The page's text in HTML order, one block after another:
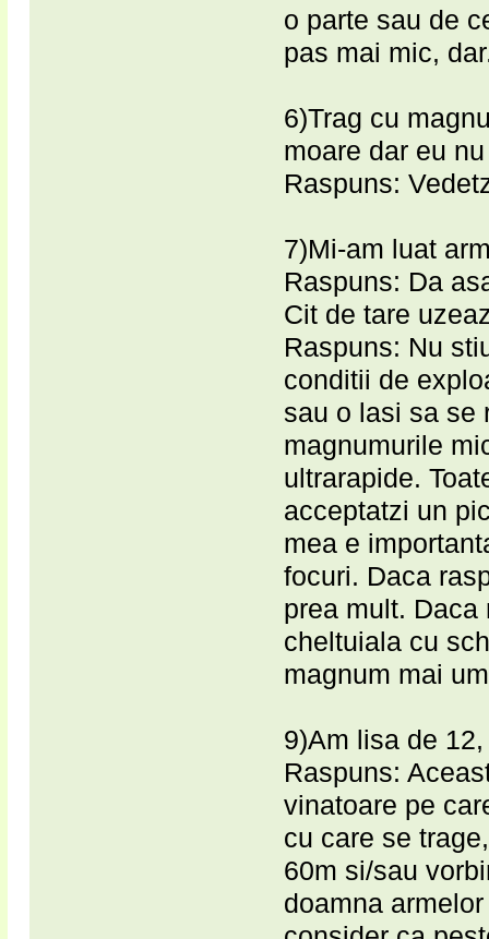
o parte sau de
pas mai mic,
6)Trag cu
moare dar eu
Raspuns:
7)Mi-am luat
Raspuns: Da
Cit de tare
Raspuns: Nu
conditii de
sau o lasi sa se
magnumurile
ultrarapide.
acceptatzi un
mea e
focuri. Daca
prea mult.
cheltuiala cu
magnum mai
9)Am lisa de
Raspuns:
vinatoare pe
cu care se
60m si/sau
doamna